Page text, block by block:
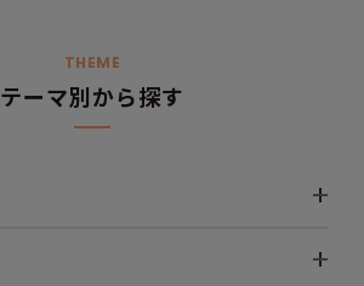
THEME
テーマ別から探す